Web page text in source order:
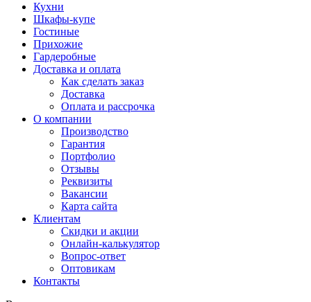
Кухни
Шкафы-купе
Гостиные
Прихожие
Гардеробные
Доставка и оплата
Как сделать заказ
Доставка
Оплата и рассрочка
О компании
Производство
Гарантия
Портфолио
Отзывы
Реквизиты
Вакансии
Карта сайта
Клиентам
Скидки и акции
Онлайн-калькулятор
Вопрос-ответ
Оптовикам
Контакты